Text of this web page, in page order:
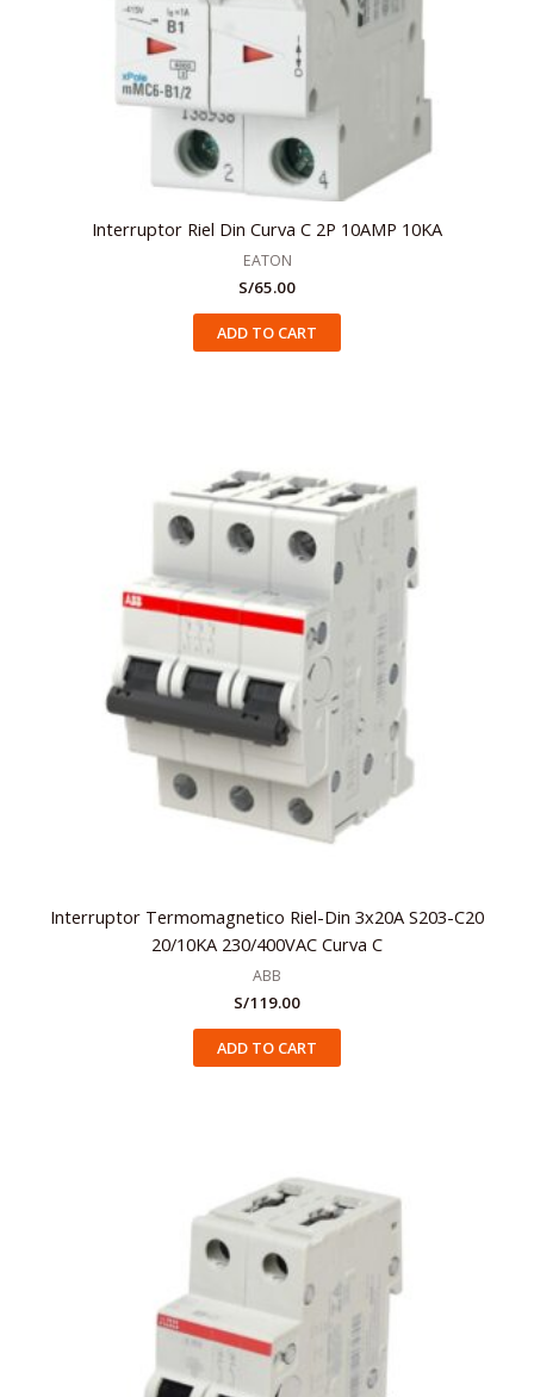
Interruptor Riel Din Curva C 2P 10AMP 10KA
EATON
S/65.00
ADD TO CART
Interruptor Termomagnetico Riel-Din 3x20A S203-C20
20/10KA 230/400VAC Curva C
ABB
S/119.00
ADD TO CART